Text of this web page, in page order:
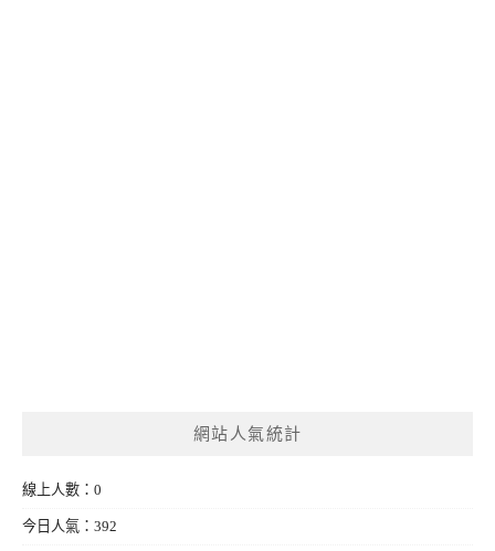
網站人氣統計
線上人數：0
今日人氣：392